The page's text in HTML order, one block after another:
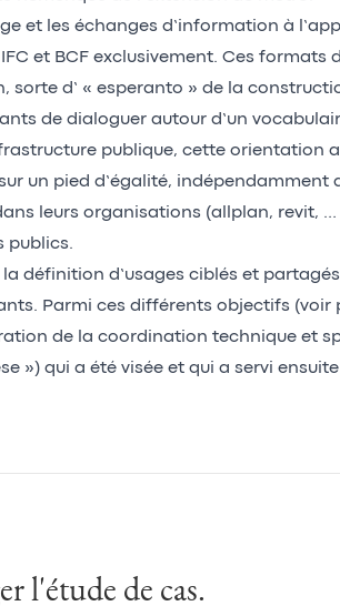
et les échanges d’information à
et BCF exclusivement. Ces formats
sorte d’ « esperanto » de la
de dialoguer autour d’un
publique, cette orientation
un pied d’égalité, indépendamment
leurs organisations (allplan, revit, …
publics.
la définition d’usages ciblés et
Parmi ces différents objectifs (voir
de la coordination technique et
») qui a été visée et qui a servi
l'étude de cas.